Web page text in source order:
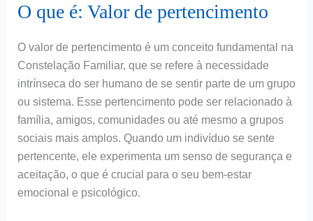
O que é: Valor de pertencimento
O valor de pertencimento é um conceito fundamental na
Constelação Familiar, que se refere à necessidade
intrínseca do ser humano de se sentir parte de um grupo
ou sistema. Esse pertencimento pode ser relacionado à
família, amigos, comunidades ou até mesmo a grupos
sociais mais amplos. Quando um indivíduo se sente
pertencente, ele experimenta um senso de segurança e
aceitação, o que é crucial para o seu bem-estar
emocional e psicológico.